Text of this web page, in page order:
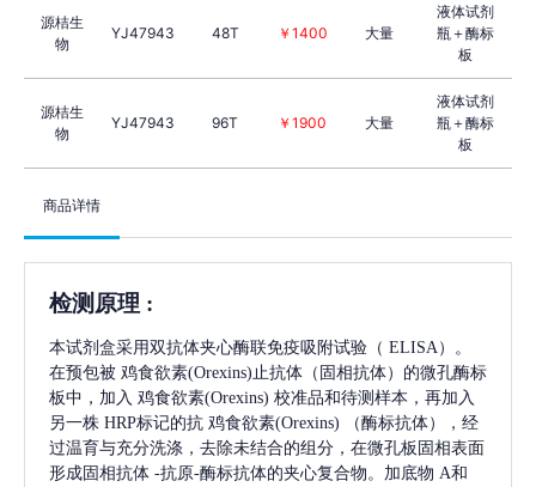
源桔生
物
YJ47943 48T ￥1400 大量
液体试剂
瓶＋酶标
板
源桔生
物
YJ47943 96T ￥1900 大量
液体试剂
瓶＋酶标
板
商品详情
检测原理 :
本试剂盒采用双抗体夹心酶联免疫吸附试验（ ELISA）。
在预包被 鸡食欲素(Orexins) 止抗体（固相抗体）的微孔酶标
板中，加入 鸡食欲素(Orexins) 校准品和待测样本，再加入
另一株 HRP标记的抗 鸡食欲素(Orexins)
（酶标抗体），经
过温育与充分洗涤，去除未结合的组分，在微孔板固相表面
形成固相抗体 -抗原-酶标抗体的夹心复合物。加底物 A和